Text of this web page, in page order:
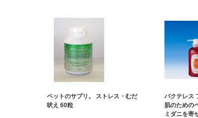
ペットのサプリ。 ストレス・むだ
吠え 60粒
バクテレス
肌のための
ミダニを寄